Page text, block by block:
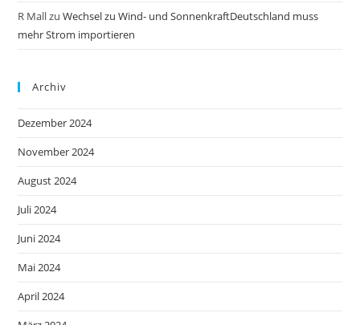
R MallzuWechsel zu Wind- und SonnenkraftDeutschland muss
mehr Strom importieren
Archiv
Dezember 2024
November 2024
August 2024
Juli 2024
Juni 2024
Mai 2024
April 2024